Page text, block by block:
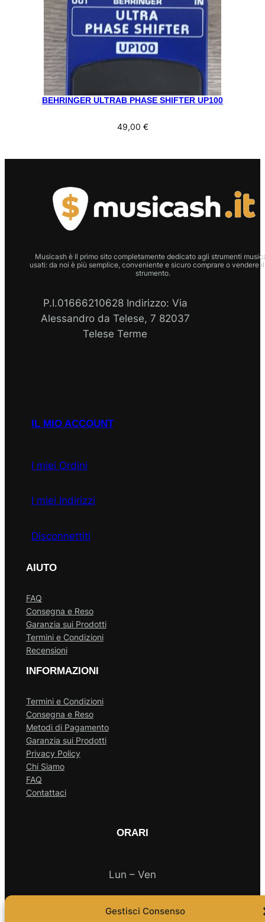
Gestisci Consenso
BEHRINGER ULTRAB PHASE SHIFTER UP100
49,00 €
Musicash è Il primo sito completamente dedicato agli strumenti
usati: da noi è più semplice, conveniente e sicuro comprare o vendere
strumento.
P.I.01666210628 Indirizzo: Via
Alessandro da Telese, 7 82037
Telese Terme
IL MIO ACCOUNT
I miei Ordini
I miei Indirizzi
Disconnettiti
AIUTO
FAQ
Consegna e Reso
Garanzia sui Prodotti
Termini e Condizioni
Recensioni
INFORMAZIONI
Termini e Condizioni
Consegna e Reso
Metodi di Pagamento
Garanzia sui Prodotti
Privacy Policy
Chi Siamo
FAQ
Contattaci
ORARI
Lun – Ven
10.00 – 18.00